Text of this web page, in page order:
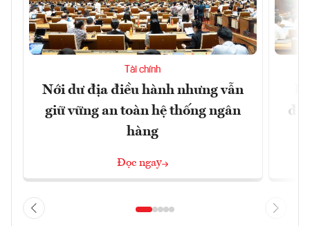
Tài chính
Nới dư địa điều hành nhưng vẫn
giữ vững an toàn hệ thống ngân
hàng
Đọc ngay